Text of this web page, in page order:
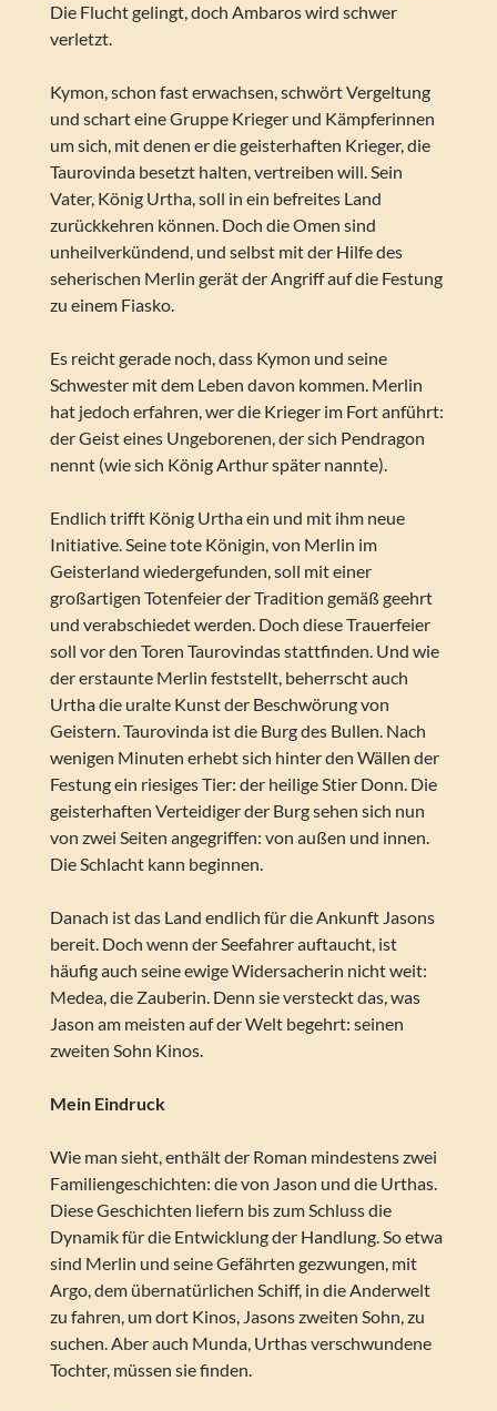
Die Flucht gelingt, doch Ambaros wird schwer
verletzt.
Kymon, schon fast erwachsen, schwört Vergeltung
und schart eine Gruppe Krieger und Kämpferinnen
um sich, mit denen er die geisterhaften Krieger, die
Taurovinda besetzt halten, vertreiben will. Sein
Vater, König Urtha, soll in ein befreites Land
zurückkehren können. Doch die Omen sind
unheilverkündend, und selbst mit der Hilfe des
seherischen Merlin gerät der Angriff auf die Festung
zu einem Fiasko.
Es reicht gerade noch, dass Kymon und seine
Schwester mit dem Leben davon kommen. Merlin
hat jedoch erfahren, wer die Krieger im Fort anführt:
der Geist eines Ungeborenen, der sich Pendragon
nennt (wie sich König Arthur später nannte).
Endlich trifft König Urtha ein und mit ihm neue
Initiative. Seine tote Königin, von Merlin im
Geisterland wiedergefunden, soll mit einer
großartigen Totenfeier der Tradition gemäß geehrt
und verabschiedet werden. Doch diese Trauerfeier
soll vor den Toren Taurovindas stattfinden. Und wie
der erstaunte Merlin feststellt, beherrscht auch
Urtha die uralte Kunst der Beschwörung von
Geistern. Taurovinda ist die Burg des Bullen. Nach
wenigen Minuten erhebt sich hinter den Wällen der
Festung ein riesiges Tier: der heilige Stier Donn. Die
geisterhaften Verteidiger der Burg sehen sich nun
von zwei Seiten angegriffen: von außen und innen.
Die Schlacht kann beginnen.
Danach ist das Land endlich für die Ankunft Jasons
bereit. Doch wenn der Seefahrer auftaucht, ist
häufig auch seine ewige Widersacherin nicht weit:
Medea, die Zauberin. Denn sie versteckt das, was
Jason am meisten auf der Welt begehrt: seinen
zweiten Sohn Kinos.
Mein Eindruck
Wie man sieht, enthält der Roman mindestens zwei
Familiengeschichten: die von Jason und die Urthas.
Diese Geschichten liefern bis zum Schluss die
Dynamik für die Entwicklung der Handlung. So etwa
sind Merlin und seine Gefährten gezwungen, mit
Argo, dem übernatürlichen Schiff, in die Anderwelt
zu fahren, um dort Kinos, Jasons zweiten Sohn, zu
suchen. Aber auch Munda, Urthas verschwundene
Tochter, müssen sie finden.